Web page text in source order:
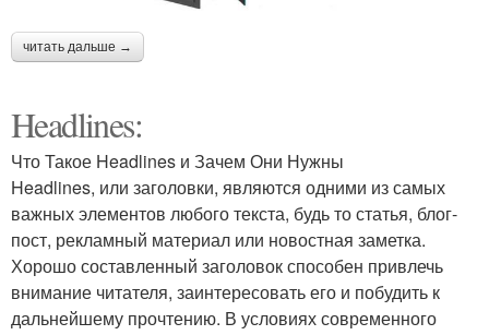
читать дальше →
Headlines:
Что Такое Headlines и Зачем Они Нужны
Headlines, или заголовки, являются одними из самых
важных элементов любого текста, будь то статья, блог-
пост, рекламный материал или новостная заметка.
Хорошо составленный заголовок способен привлечь
внимание читателя, заинтересовать его и побудить к
дальнейшему прочтению. В условиях современного